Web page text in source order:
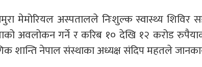
मेमोरियल अस्पतालले निःशुल्क स्वास्थ्य शिविर
अवलोकन गर्ने र करिब १० देखि १२ करोड
शान्ति नेपाल संस्थाका अध्यक्ष संदिप महतले